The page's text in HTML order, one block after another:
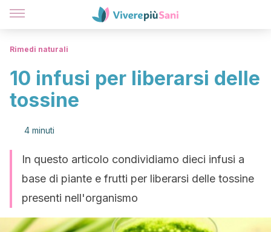
Rimedi naturali
10 infusi per liberarsi delle
tossine
4 minuti
In questo articolo condividiamo dieci infusi a
base di piante e frutti per liberarsi delle tossine
presenti nell'organismo